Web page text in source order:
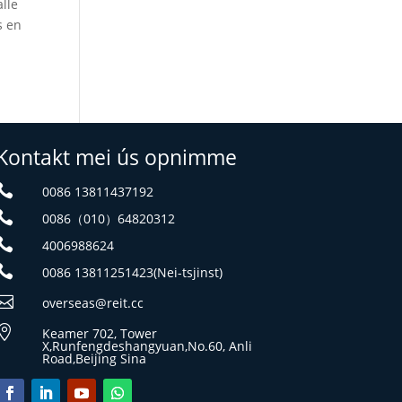
en
mei ús opnimme
0086 13811437192
0086（010）64820312
4006988624
0086 13811251423(Nei-tsjinst)
overseas@reit.cc
Keamer 702, Tower
X,Runfengdeshangyuan,No.60, Anli
Road,Beijing Sina